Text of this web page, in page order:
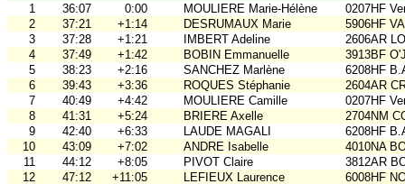
1
36:07 0:00 MOULIERE Marie-Hélène
0207HF
2
37:21 +1:14 DESRUMAUX Marie
5906HF
3
37:28 +1:21 IMBERT Adeline
2606AR
4
37:49 +1:42 BOBIN Emmanuelle
3913BF
5
38:23 +2:16 SANCHEZ Marlène
6208HF
6
39:43 +3:36 ROQUES Stéphanie
2604AR
7
40:49 +4:42 MOULIERE Camille
0207HF
8
41:31 +5:24 BRIERE Axelle
2704NM
9
42:40 +6:33 LAUDE MAGALI
6208HF
10
43:09 +7:02 ANDRE Isabelle
4010NA
11
44:12 +8:05 PIVOT Claire
3812AR
12
47:12 +11:05 LEFIEUX Laurence 6008HF